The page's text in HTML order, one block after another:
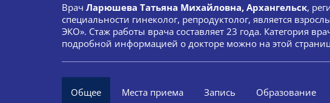
Врач Ларюшева Татьяна Михайловна, Архангельск,
специальности гинеколог, репродуктолог, является
ЭКО». Стаж работы врача составляет 23 года. Категория
подробной информацией о докторе можно на этой
Общее Места приема Запись Образование